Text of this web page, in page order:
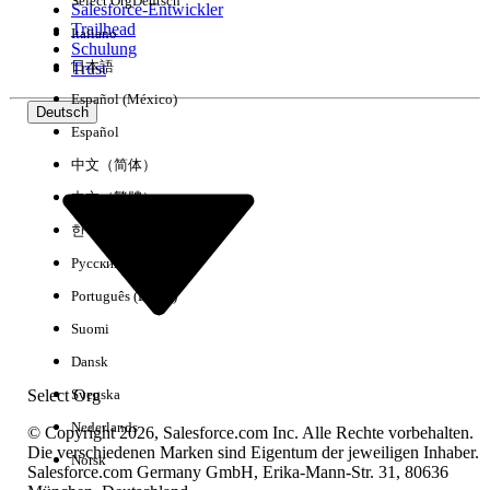
Erfahrung
Keine Ergebnisse
Salesforce-Entwickler
Trailhead
Schulung
Trust
Deutsch
Select Org
Italiano
日本語
Español (México)
Español
中文（简体）
中文（繁體）
한국어
Русский
Português (Brasil)
Suomi
Dansk
Svenska
Nederlands
Norsk
© Copyright 2026, Salesforce.com Inc. Alle Rechte vorbehalten.
Die verschiedenen Marken sind Eigentum der jeweiligen Inhaber.
Salesforce.com Germany GmbH, Erika-Mann-Str. 31, 80636